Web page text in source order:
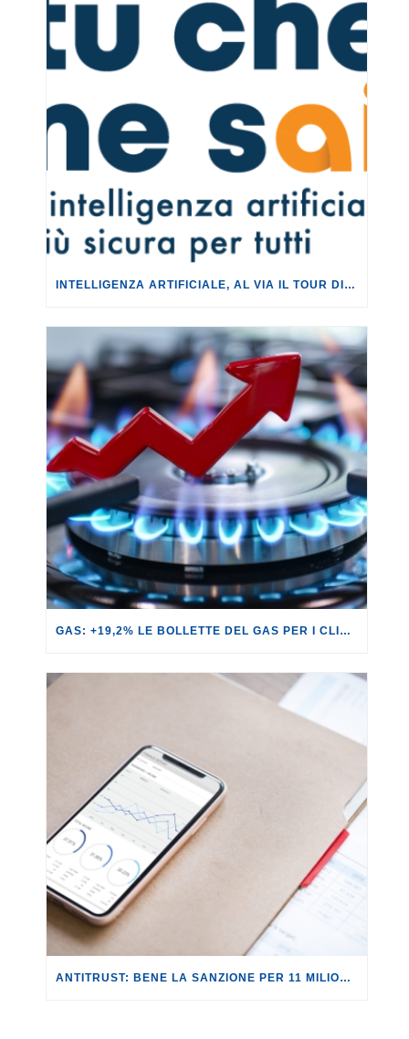
INTELLIGENZA ARTIFICIALE, AL VIA IL TOUR DI EVENTI DEL PROGETTO TU CHE NE SAI?
GAS: +19,2% LE BOLLETTE DEL GAS PER I CLIENTI IN SERVIZIO DI VULNERABILITÀ.
ANTITRUST: BENE LA SANZIONE PER 11 MILIONI A REVOLUT PER PUBBLICITÀ INGANNEVOLE.